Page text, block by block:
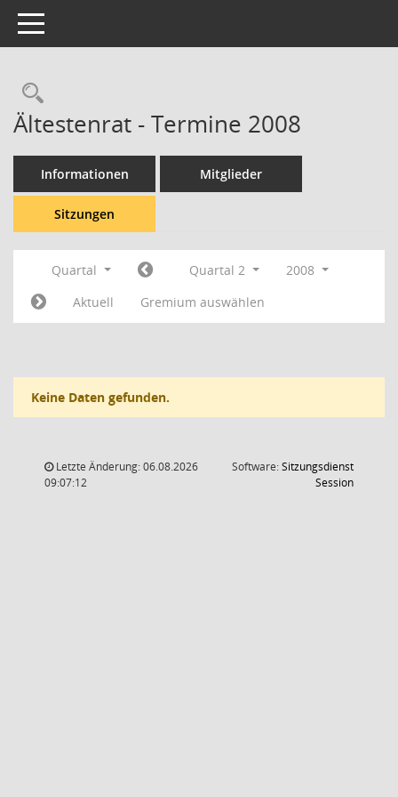
Toggle navigation
Rechercheauswahl
Ältestenrat - Termine 2008
Informationen Mitglieder
Sitzungen
Quartal Quartal 2
2008
Aktuell
Gremium auswählen
Keine Daten gefunden.
Letzte Änderung: 06.08.2026
09:07:12
Software:Sitzungsdienst
Session(Wird in